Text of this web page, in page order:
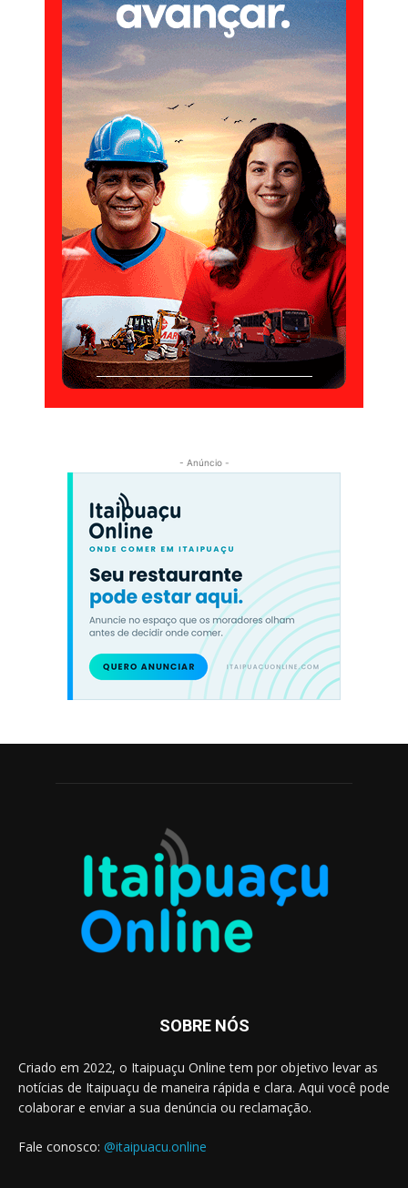
SOBRE NÓS
Criado em 2022, o Itaipuaçu Online tem por objetivo levar as
notícias de Itaipuaçu de maneira rápida e clara. Aqui você pode
colaborar e enviar a sua denúncia ou reclamação.
Fale conosco: @itaipuacu.online